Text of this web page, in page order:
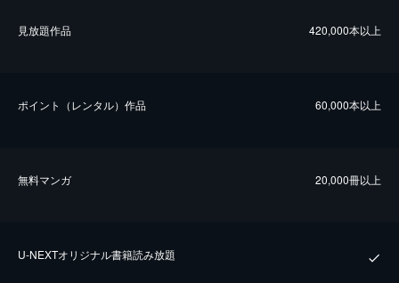
⾒放題作品 420,000本以上
ポイント（レンタル）作品 60,000本以上
無料マンガ 20,000冊以上
U-NEXTオリジナル書籍読み放題